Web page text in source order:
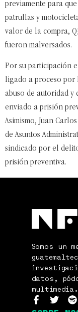
previamente para
patrullas y
valor de la compra,
fueron malversados.
Por su participación
ligado a proceso por
abuso de autoridad
enviado a prisión
Asimismo, Juan
de Asuntos
sindicado por el
prisión preventiva.
Somos un
datos,
multimedia.